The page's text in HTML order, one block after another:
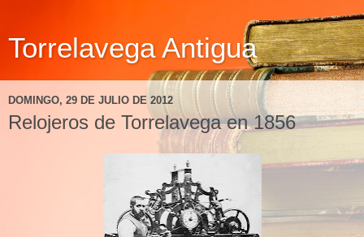
Torrelavega Antigua
DOMINGO, 29 DE JULIO DE 2012
Relojeros de Torrelavega en 1856